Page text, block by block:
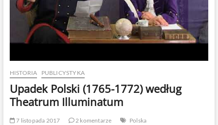
HISTORIA PUBLICYSTYKA
Upadek Polski (1765-1772) według
Theatrum Illuminatum
7 listopada 2017 2 komentarze Polska